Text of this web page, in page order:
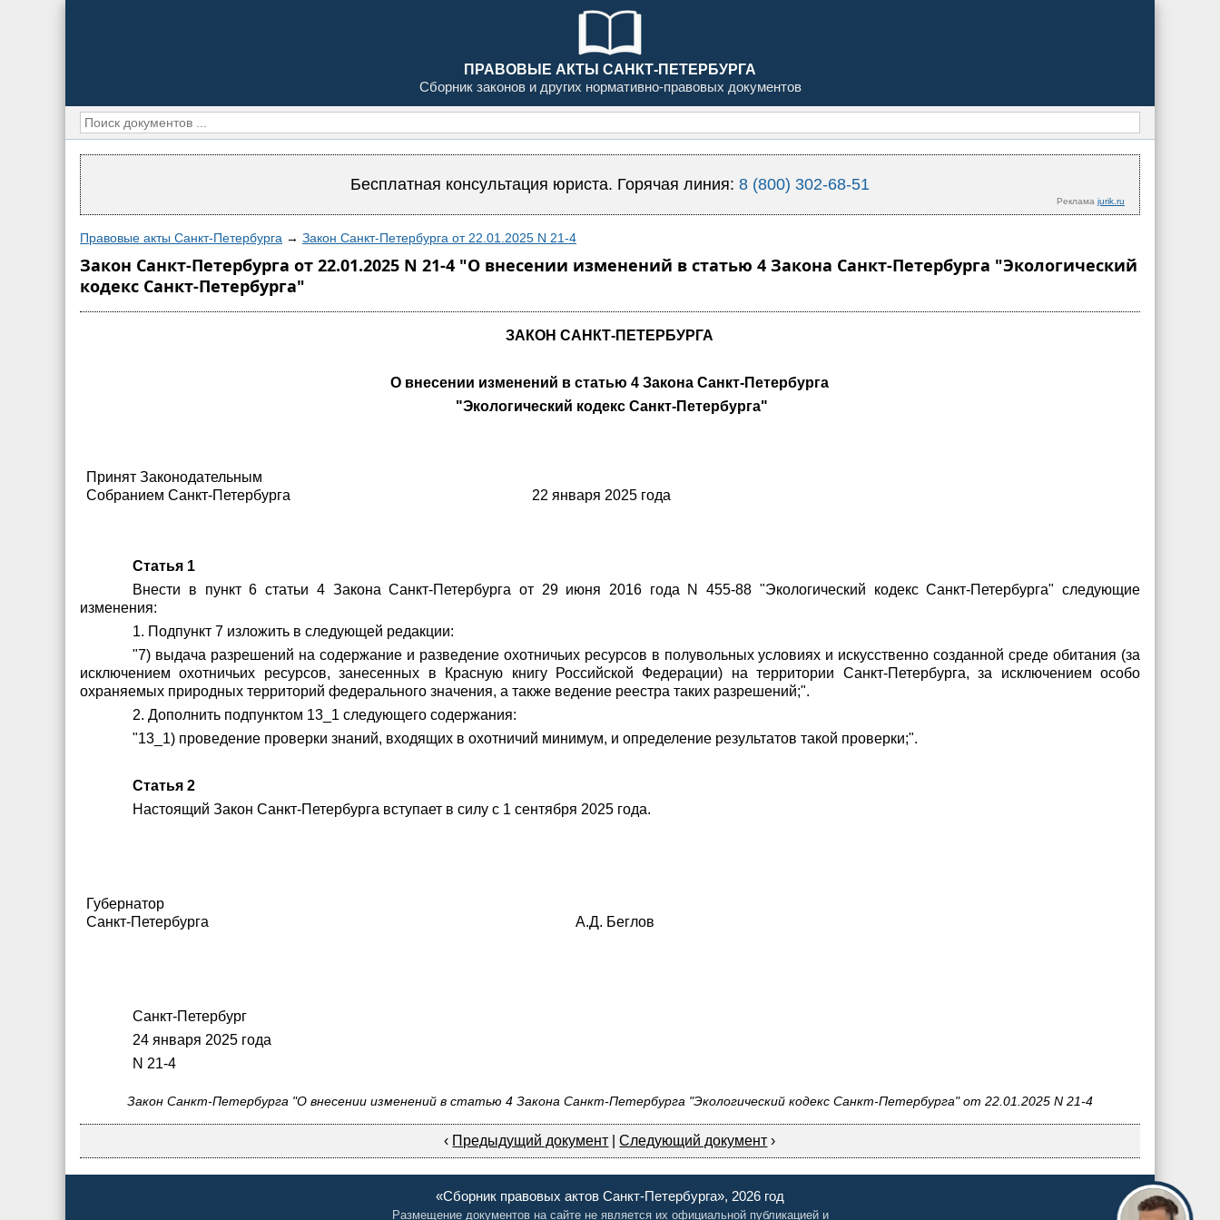
ПРАВОВЫЕ АКТЫ САНКТ-ПЕТЕРБУРГА
Сборник законов и других нормативно-правовых документов
Бесплатная консультация юриста. Горячая линия: 8 (800) 302-68-51
Реклама jurik.ru
Правовые акты Санкт-Петербурга → Закон Санкт-Петербурга от 22.01.2025 N 21-4
Закон Санкт-Петербурга от 22.01.2025 N 21-4 "О внесении изменений в статью 4 Закона Санкт-Петербурга "Экологический
кодекс Санкт-Петербурга"
ЗАКОН САНКТ-ПЕТЕРБУРГА
О внесении изменений в статью 4 Закона Санкт-Петербурга
"Экологический кодекс Санкт-Петербурга"
Принят Законодательным
Собранием Санкт-Петербурга
22 января 2025 года
Статья 1
Внести в пункт 6 статьи 4 Закона Санкт-Петербурга от 29 июня 2016 года N 455-88 "Экологический кодекс Санкт-Петербурга" следующие
изменения:
1. Подпункт 7 изложить в следующей редакции:
"7) выдача разрешений на содержание и разведение охотничьих ресурсов в полувольных условиях и искусственно созданной среде обитания (за
исключением охотничьих ресурсов, занесенных в Красную книгу Российской Федерации) на территории Санкт-Петербурга, за исключением особо
охраняемых природных территорий федерального значения, а также ведение реестра таких разрешений;".
2. Дополнить подпунктом 13_1 следующего содержания:
"13_1) проведение проверки знаний, входящих в охотничий минимум, и определение результатов такой проверки;".
Статья 2
Настоящий Закон Санкт-Петербурга вступает в силу с 1 сентября 2025 года.
Губернатор
Санкт-Петербурга
А.Д. Беглов
Санкт-Петербург
24 января 2025 года
N 21-4
Закон Санкт-Петербурга "О внесении изменений в статью 4 Закона Санкт-Петербурга "Экологический кодекс Санкт-Петербурга" от 22.01.2025 N 21-4
‹ Предыдущий документ |Следующий документ ›
«Сборник правовых актов Санкт-Петербурга», 2026 год
Размещение документов на сайте не является их официальной публикацией и